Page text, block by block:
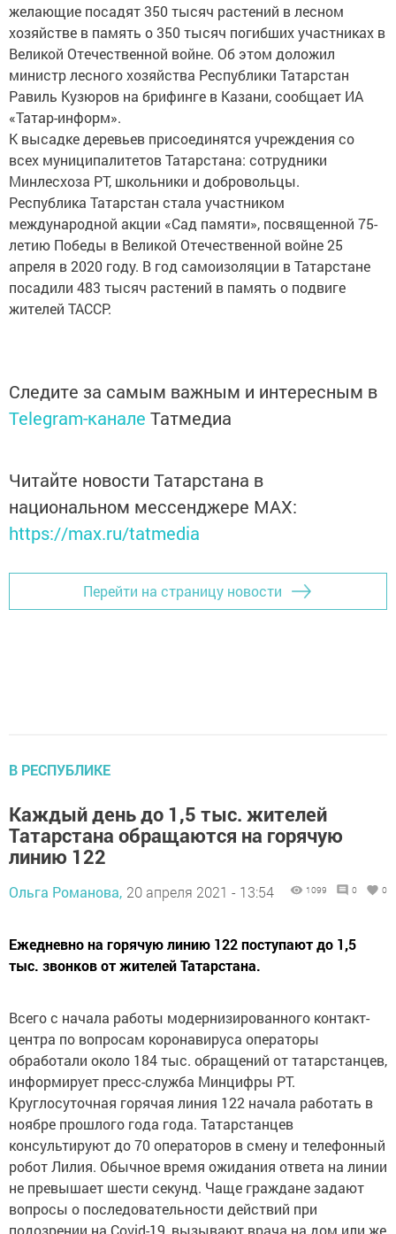
желающие посадят 350 тысяч растений в лесном
хозяйстве в память о 350 тысяч погибших участниках в
Великой Отечественной войне. Об этом доложил
министр лесного хозяйства Республики Татарстан
Равиль Кузюров на брифинге в Казани, сообщает ИА
«Татар-информ».
К высадке деревьев присоединятся учреждения со
всех муниципалитетов Татарстана: сотрудники
Минлесхоза РТ, школьники и добровольцы.
Республика Татарстан стала участником
международной акции «Сад памяти», посвященной 75-
летию Победы в Великой Отечественной войне 25
апреля в 2020 году. В год самоизоляции в Татарстане
посадили 483 тысяч растений в память о подвиге
жителей ТАССР.
Следите за самым важным и интересным в
Telegram-канале Татмедиа
Читайте новости Татарстана в
национальном мессенджере MАХ:
https://max.ru/tatmedia
Перейти на страницу новости
В РЕСПУБЛИКЕ
Каждый день до 1,5 тыс. жителей
Татарстана обращаются на горячую
линию 122
Ольга Романова, 20 апреля 2021 - 13:54 1099 0 0
Ежедневно на горячую линию 122 поступают до 1,5
тыс. звонков от жителей Татарстана.
Всего с начала работы модернизированного контакт-
центра по вопросам коронавируса операторы
обработали около 184 тыс. обращений от татарстанцев,
информирует пресс-служба Минцифры РТ.
Круглосуточная горячая линия 122 начала работать в
ноябре прошлого года года. Татарстанцев
консультируют до 70 операторов в смену и телефонный
робот Лилия. Обычное время ожидания ответа на линии
не превышает шести секунд. Чаще граждане задают
вопросы о последовательности действий при
подозрении на Covid-19, вызывают врача на дом или же